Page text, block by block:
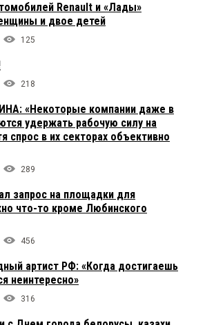
Renault и «Лады»
и двое детей
125
218
«Некоторые компании даже в
удержать рабочую силу на
спрос в их секторах объективно
289
запрос на площадки для
что-то кроме Любинского
456
артист РФ: «Когда достигаешь
неинтересно»
316